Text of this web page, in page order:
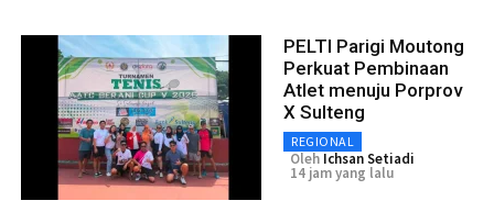
PELTI Parigi Moutong
Perkuat Pembinaan
Atlet menuju Porprov
X Sulteng
REGIONAL
Oleh Ichsan Setiadi
14 jam yang lalu